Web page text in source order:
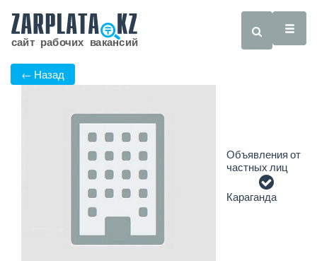
← Назад
Объявления от
частных лиц
Караганда